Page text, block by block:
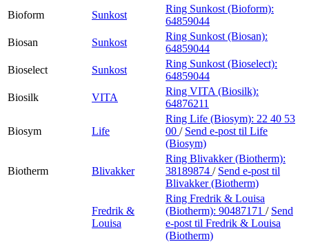
Bioform
Sunkost
Ring Sunkost (Bioform):
64859044
Biosan
Sunkost
Ring Sunkost (Biosan):
64859044
Bioselect
Sunkost
Ring Sunkost (Bioselect):
64859044
Biosilk
VITA
Ring VITA (Biosilk):
64876211
Biosym Life
Ring Life (Biosym): 22 40 53
00 / Send e-post til Life
(Biosym)
Biotherm Blivakker
Ring Blivakker (Biotherm):
38189874 / Send e-post til
Blivakker (Biotherm)
Fredrik &
Louisa
Ring Fredrik & Louisa
(Biotherm): 90487171 / Send
e-post til Fredrik & Louisa
(Biotherm)